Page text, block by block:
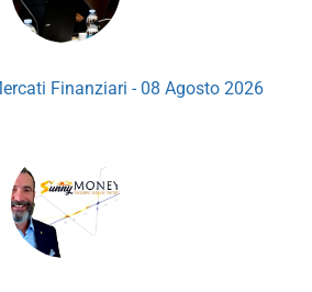
Finanziari - 08 Agosto 2026